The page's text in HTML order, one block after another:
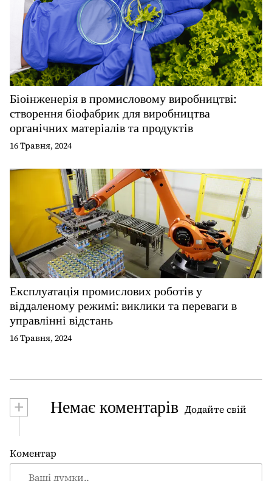
с
і
в
Біоінженерія в промисловому виробництві:
створення біофабрик для виробництва
органічних матеріалів та продуктів
16 Травня, 2024
Експлуатація промислових роботів у
віддаленому режимі: виклики та переваги в
управлінні відстань
16 Травня, 2024
+ Немає коментарів Додайте свій
Коментар